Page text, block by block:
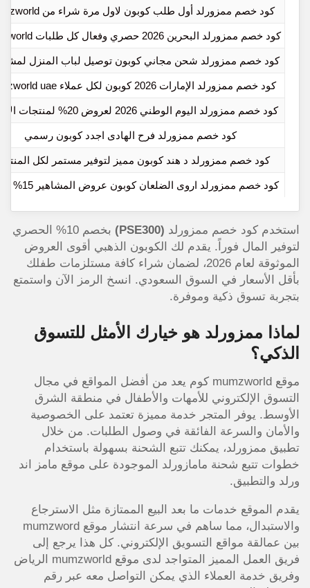
كود خصم ممزورلد أول طلب كوبون لاول مرة شراء من mumzworld
كود خصم ممزورلد البحرين 2026 حصري وفعال كل طلبات mumzworld
كود خصم ممزورلد شحن مجاني كوبون توصيل لباب المنزل
كود خصم ممزورلد الإمارات 2026 كوبون لكل عملاء mumzworld uae
كود خصم ممزورلد اليوم الوطني 2026 لعروض 20% لمنتجات الاطفال
كود خصم ممزورلد فرح الهادى اجدد كوبون رسمي
كود خصم ممزورلد د هند كوبون مميز لتوفير مستمر لكل
كود خصم ممزورلد اروى الضلعان كوبون عروض المشاهير 15% الحالية
استخدم كود خصم ممزورلد (PSE300)
بخصم 10% الحصري
لتوفير المال فوراً. يقدم لك الكوبون الذهبي أقوى العروض
الموثوقة لعام 2026، لضمان شراء كافة مستلزمات طفلك
بأقل الأسعار في السوق السعودي. انسخ الرمز الآن واستمتع
بتجربة تسوق ذكية وموفرة.
لماذا ممزورلد هو خيارك الأمثل للتسوق
الذكي؟
موقع mumzworld كوم يعد من أفضل المواقع في مجال
التسوق الإلكتروني للأمهات والأطفال في منطقة الشرق
الأوسط. يوفر المتجر خدمة مميزة تعتمد على الخصوصية
والأمان والسرعة الفائقة في وصول الطلبات. من خلال
تطبيق ممزورلد، يمكنك تتبع الشحنة بسهولة باستخدام
خطوات تتبع شحنة مامازورلد الموجودة على موقع مامز اند
ورلد والتطبيق.
يقدم الموقع خدمات ما بعد البيع الممتازة مثل الاسترجاع
والاستبدال، مما ساهم في سرعة انتشار موقع mumzword
بين عمالقة مواقع التسويق الإلكتروني. كل هذا يرجع إلى
فريق العمل المميز المتواجد لدى موقع mumzworld الرياض
وفريق خدمة العملاء الذي يمكن التواصل معه عبر رقم